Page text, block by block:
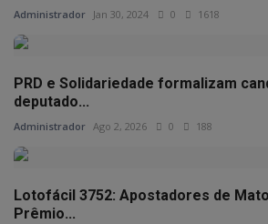
Administrador Jan 30, 2024 0 1618
PRD e Solidariedade formalizam
deputado...
Administrador Ago 2, 2026 0 188
Lotofácil 3752: Apostadores de
Prêmio...